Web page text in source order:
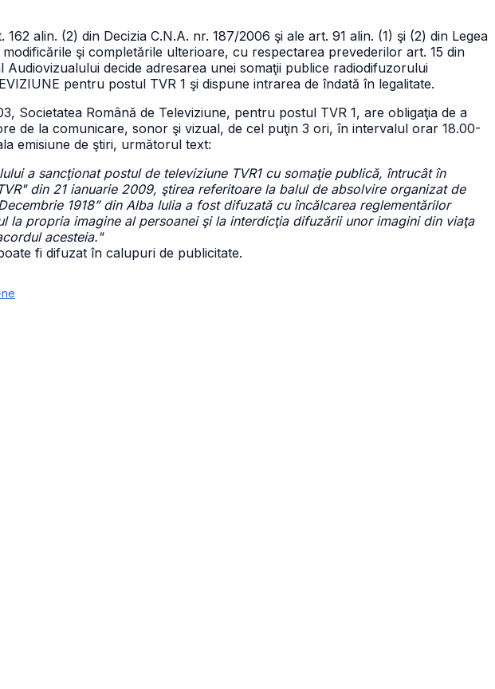
alin. (2) din Decizia C.N.A. nr. 187/2006 şi ale art. 91 alin. (1) şi (2) din Legea
şi completările ulterioare, cu respectarea prevederilor art. 15 din
Audiovizualului decide adresarea unei somaţii publice radiodifuzorului
pentru postul TVR 1 şi dispune intrarea de îndată în legalitate.
Societatea Română de Televiziune, pentru postul TVR 1, are obligaţia de a
de la comunicare, sonor şi vizual, de cel puţin 3 ori, în intervalul orar 18.00-
emisiune de ştiri, următorul text:
a sancţionat postul de televiziune TVR1 cu somaţie publică, întrucât în
din 21 ianuarie 2009, ştirea referitoare la balul de absolvire organizat de
1918” din Alba Iulia a fost difuzată cu încălcarea reglementărilor
la propria imagine al persoanei şi la interdicţia difuzării unor imagini din viaţa
acesteia."
fi difuzat în calupuri de publicitate.